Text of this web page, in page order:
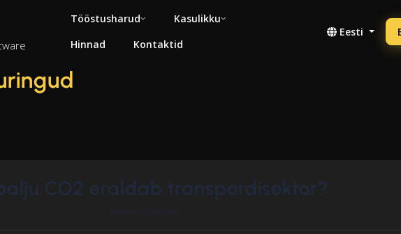
Tööstusharud
Kasulikku
Hinnad
Kontaktid
Eesti
CO2 eraldab transpordisektor?
Rasmus Leichter